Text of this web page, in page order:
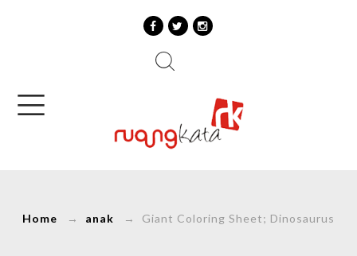
Home → anak → Giant Coloring Sheet; Dinosaurus